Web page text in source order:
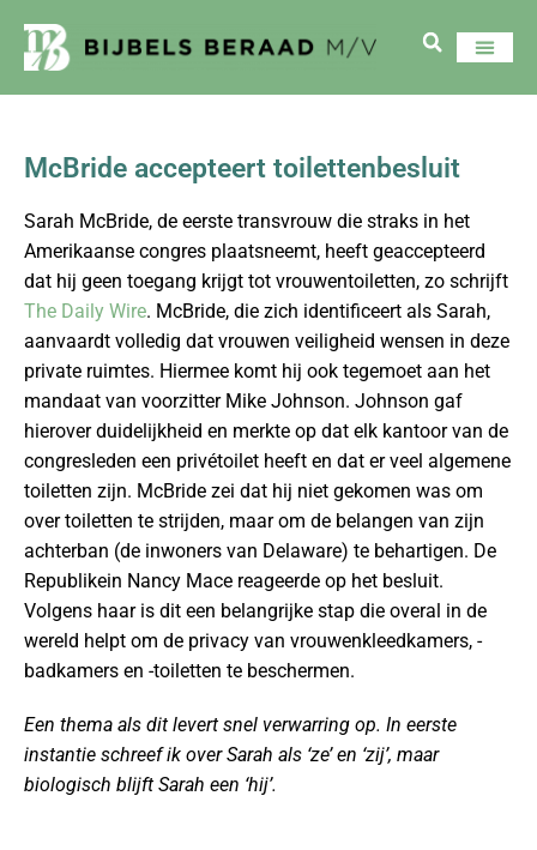
McBride accepteert toilettenbesluit
Sarah McBride, de eerste transvrouw die straks in het
Amerikaanse congres plaatsneemt, heeft geaccepteerd
dat hij geen toegang krijgt tot vrouwentoiletten, zo schrijft
The Daily Wire. McBride, die zich identificeert als Sarah,
aanvaardt volledig dat vrouwen veiligheid wensen in deze
private ruimtes. Hiermee komt hij ook tegemoet aan het
mandaat van voorzitter Mike Johnson. Johnson gaf
hierover duidelijkheid en merkte op dat elk kantoor van de
congresleden een privétoilet heeft en dat er veel algemene
toiletten zijn. McBride zei dat hij niet gekomen was om
over toiletten te strijden, maar om de belangen van zijn
achterban (de inwoners van Delaware) te behartigen. De
Republikein Nancy Mace reageerde op het besluit.
Volgens haar is dit een belangrijke stap die overal in de
wereld helpt om de privacy van vrouwenkleedkamers, -
badkamers en -toiletten te beschermen.
Een thema als dit levert snel verwarring op. In eerste
instantie schreef ik over Sarah als ‘ze’ en ‘zij’, maar
biologisch blijft Sarah een ‘hij’.